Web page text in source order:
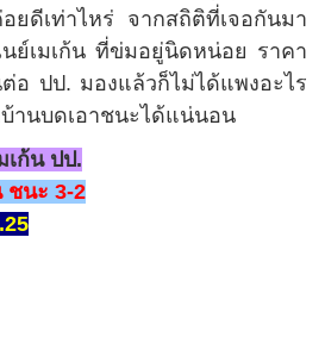
อยดีเท่าไหร่ จากสถิติที่เจอกันมา
ย์เมเก้น ที่ข่มอยู่นิดหน่อย ราคา
อ ปป. มองแล้วก็ไม่ได้แพงอะไร
บ้านบดเอาชนะได้แน่นอน
เก้น ปป.
ชนะ 3-2